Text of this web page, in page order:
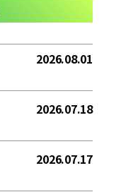
2026.08.01
2026.07.18
2026.07.17